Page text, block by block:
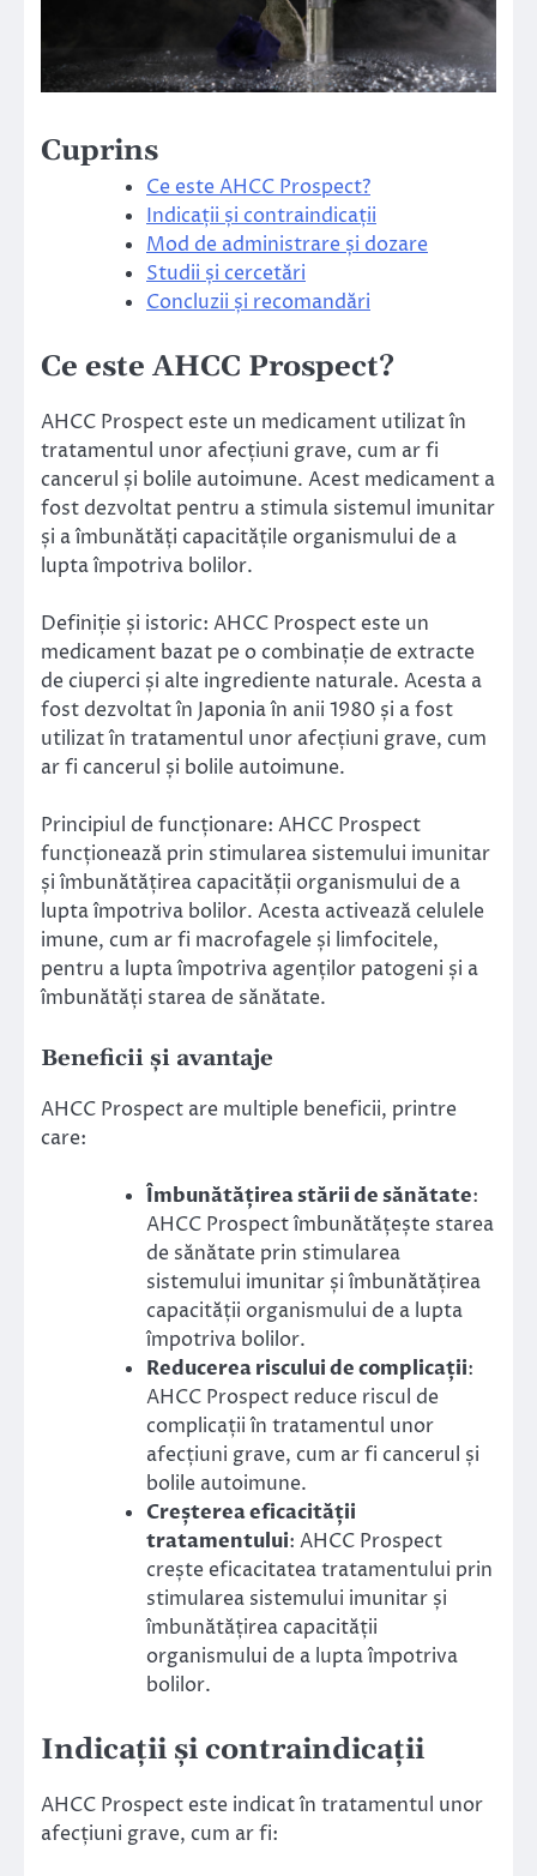
Cuprins
Ce este AHCC Prospect?
Indicații și contraindicații
Mod de administrare și dozare
Studii și cercetări
Concluzii și recomandări
Ce este AHCC Prospect?
AHCC Prospect este un medicament utilizat în
tratamentul unor afecțiuni grave, cum ar fi
cancerul și bolile autoimune. Acest medicament a
fost dezvoltat pentru a stimula sistemul imunitar
și a îmbunătăți capacitățile organismului de a
lupta împotriva bolilor.
Definiție și istoric: AHCC Prospect este un
medicament bazat pe o combinație de extracte
de ciuperci și alte ingrediente naturale. Acesta a
fost dezvoltat în Japonia în anii 1980 și a fost
utilizat în tratamentul unor afecțiuni grave, cum
ar fi cancerul și bolile autoimune.
Principiul de funcționare: AHCC Prospect
funcționează prin stimularea sistemului imunitar
și îmbunătățirea capacității organismului de a
lupta împotriva bolilor. Acesta activează celulele
imune, cum ar fi macrofagele și limfocitele,
pentru a lupta împotriva agenților patogeni și a
îmbunătăți starea de sănătate.
Beneficii și avantaje
AHCC Prospect are multiple beneficii, printre
care:
Îmbunătățirea stării de sănătate:
AHCC Prospect îmbunătățește starea
de sănătate prin stimularea
sistemului imunitar și îmbunătățirea
capacității organismului de a lupta
împotriva bolilor.
Reducerea riscului de complicații:
AHCC Prospect reduce riscul de
complicații în tratamentul unor
afecțiuni grave, cum ar fi cancerul și
bolile autoimune.
Creșterea eficacității
tratamentului: AHCC Prospect
crește eficacitatea tratamentului prin
stimularea sistemului imunitar și
îmbunătățirea capacității
organismului de a lupta împotriva
bolilor.
Indicații și contraindicații
AHCC Prospect este indicat în tratamentul unor
afecțiuni grave, cum ar fi: